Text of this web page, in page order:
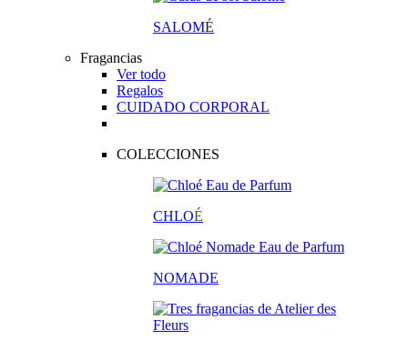
SALOMÉ
Fragancias
Ver todo
Regalos
CUIDADO CORPORAL
COLECCIONES
CHLOÉ
NOMADE